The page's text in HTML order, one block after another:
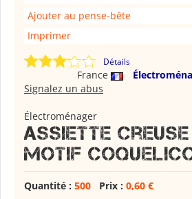
Ajouter au pense-bête
Imprimer
Détails
France
Signalez un abus
Électroménager
Assiette
motif
Quantité : 500 Prix : 0,60 €